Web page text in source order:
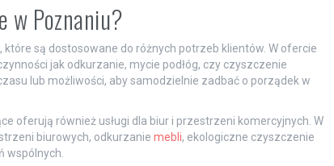
w Poznaniu?
są dostosowane do różnych potrzeb klientów. W ofercie
jak odkurzanie, mycie podłóg, czy czyszczenie
lub możliwości, aby samodzielnie zadbać o porządek w
oferują również usługi dla biur i przestrzeni komercyjnych. W
biurowych, odkurzanie mebli, ekologiczne czyszczenie
wspólnych.